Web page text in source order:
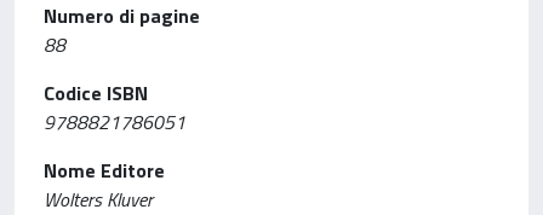
Numero di pagine
88
Codice ISBN
9788821786051
Nome Editore
Wolters Kluver